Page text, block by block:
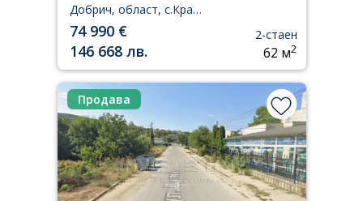
Добрич, област, с.Кранево
74 990 €
146 668 лв.
2-стаен
62 м2
Продава